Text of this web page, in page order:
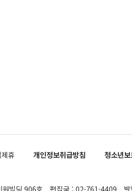
휴 개인정보취급방침 청소년
원빌딩 906호 편집국 : 02-761-4409